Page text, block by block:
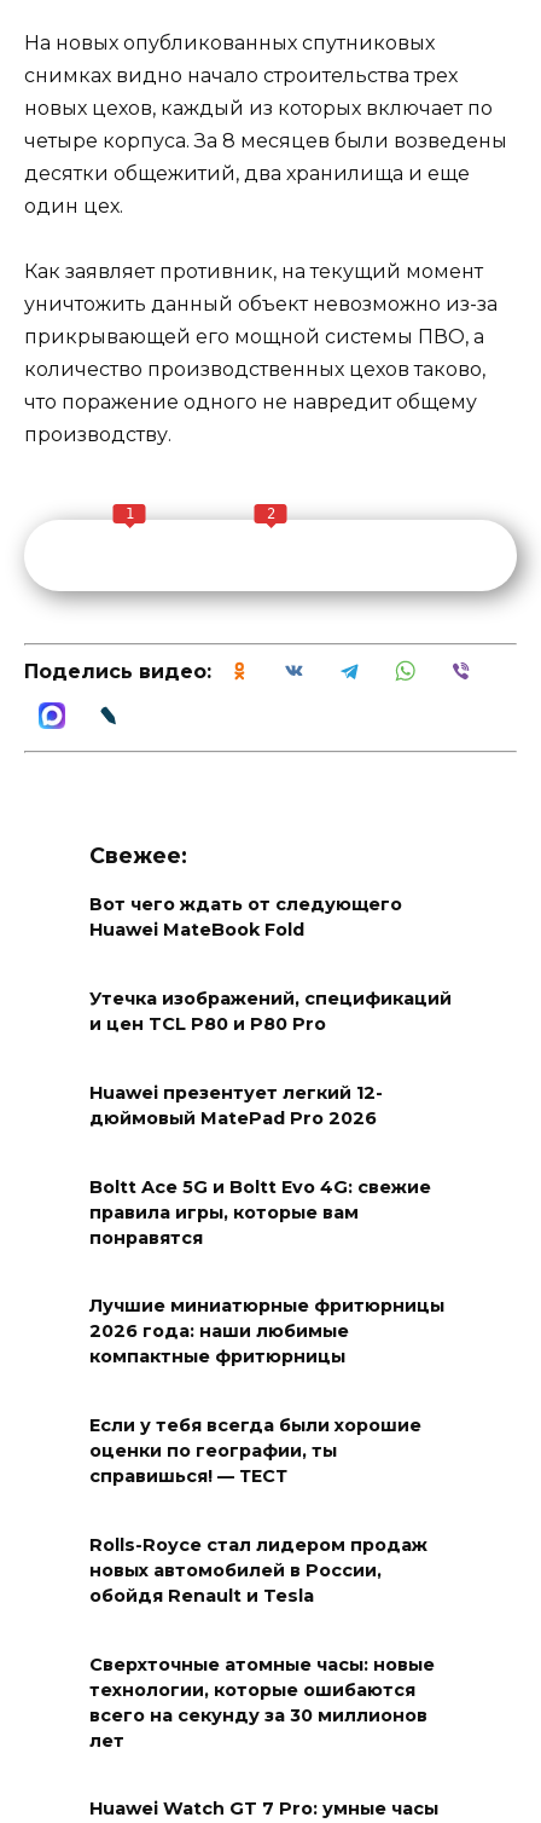
На новых опубликованных спутниковых
снимках видно начало строительства трех
новых цехов, каждый из которых включает по
четыре корпуса. За 8 месяцев были возведены
десятки общежитий, два хранилища и еще
один цех.
Как заявляет противник, на текущий момент
уничтожить данный объект невозможно из-за
прикрывающей его мощной системы ПВО, а
количество производственных цехов таково,
что поражение одного не навредит общему
производству.
1 2
Поделись видео:
Свежее:
Вот чего ждать от следующего
Huawei MateBook Fold
Утечка изображений, спецификаций
и цен TCL P80 и P80 Pro
Huawei презентует легкий 12-
дюймовый MatePad Pro 2026
Boltt Ace 5G и Boltt Evo 4G: свежие
правила игры, которые вам
понравятся
Лучшие миниатюрные фритюрницы
2026 года: наши любимые
компактные фритюрницы
Если у тебя всегда были хорошие
оценки по географии, ты
справишься! — ТЕСТ
Rolls-Royce стал лидером продаж
новых автомобилей в России,
обойдя Renault и Tesla
Сверхточные атомные часы: новые
технологии, которые ошибаются
всего на секунду за 30 миллионов
лет
Huawei Watch GT 7 Pro: умные часы